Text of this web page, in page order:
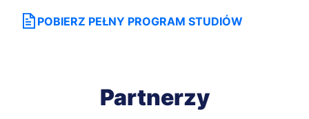
POBIERZ PEŁNY PROGRAM STUDIÓW
Partnerzy